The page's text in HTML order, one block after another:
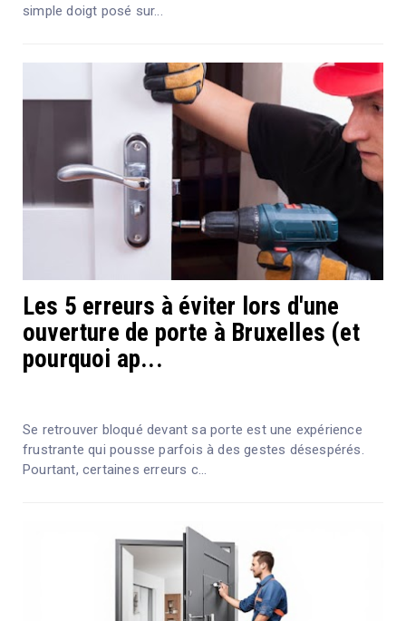
simple doigt posé sur...
Les 5 erreurs à éviter lors d'une
ouverture de porte à Bruxelles (et
pourquoi ap...
Se retrouver bloqué devant sa porte est une expérience
frustrante qui pousse parfois à des gestes désespérés.
Pourtant, certaines erreurs c...